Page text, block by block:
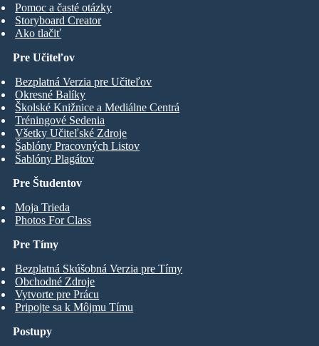
Pomoc a časté otázky
Storyboard Creator
Ako tlačiť
Pre Študentov
Moja Trieda
Photos For Class
Pre Učiteľov
Bezplatná Verzia pre Učiteľov
Okresné Balíky
Školské Knižnice a Mediálne Centrá
Tréningové Sedenia
Všetky Učiteľské Zdroje
Šablóny Pracovných Listov
Šablóny Plagátov
Pre Tímy
Bezplatná Skúšobná Verzia pre Tímy
Obchodné Zdroje
Vytvorte pre Prácu
Pripojte sa k Môjmu Tímu
Postupy